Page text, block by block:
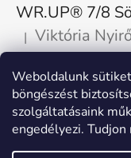
Weboldalunk
böngészést
szolgáltatásaink
engedélyezi.
A termék
| Viktória
Nagyon